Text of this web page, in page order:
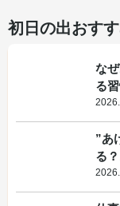
初日の出おす
な
る
”あ
る